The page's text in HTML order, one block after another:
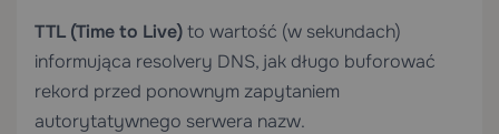
TTL (Time to Live)to wartość (w sekundach)
informująca resolvery DNS, jak długo buforować
rekord przed ponownym zapytaniem
autorytatywnego serwera nazw.